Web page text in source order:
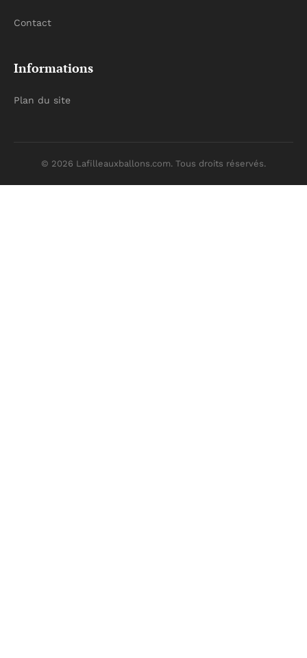
Contact
Informations
Plan du site
© 2026 Lafilleauxballons.com. Tous droits réservés.